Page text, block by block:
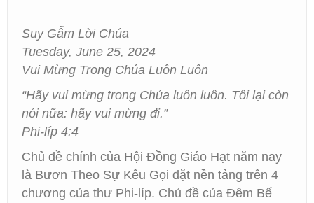
Suy Gẫm Lời Chúa
Tuesday, June 25, 2024
Vui Mừng Trong Chúa Luôn Luôn
“Hãy vui mừng trong Chúa luôn luôn. Tôi lại còn
nói nữa: hãy vui mừng đi.”
Phi-líp 4:4
Chủ đề chính của Hội Đồng Giáo Hạt năm nay
là Bươn Theo Sự Kêu Gọi đặt nền tảng trên 4
chương của thư Phi-líp. Chủ đề của Đêm Bế